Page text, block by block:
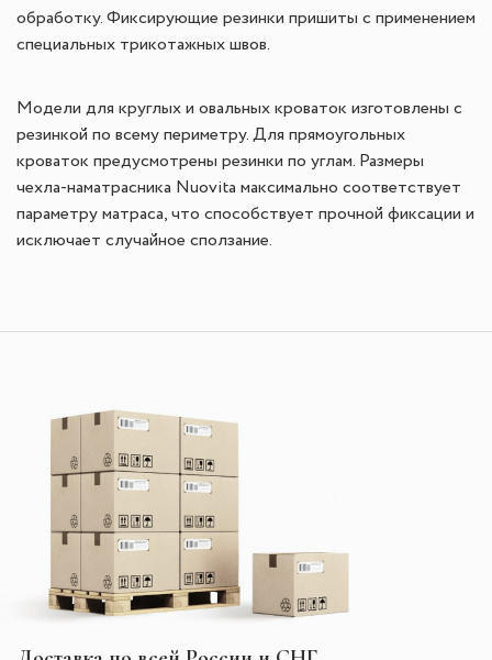
обработку. Фиксирующие резинки пришиты с применением
специальных трикотажных швов.
Модели для круглых и овальных кроваток изготовлены с
резинкой по всему периметру. Для прямоугольных
кроваток предусмотрены резинки по углам. Размеры
чехла-наматрасника Nuovita максимально соответствует
параметру матраса, что способствует прочной фиксации и
исключает случайное сползание.